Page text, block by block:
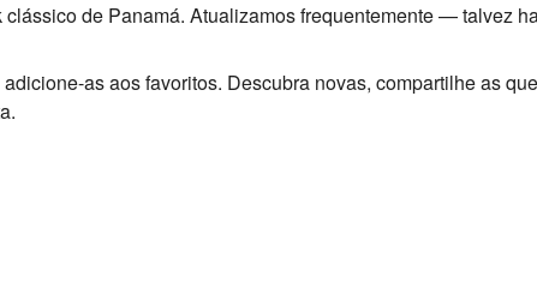
de Panamá. Atualizamos frequentemente — talvez
as aos favoritos. Descubra novas, compartilhe as